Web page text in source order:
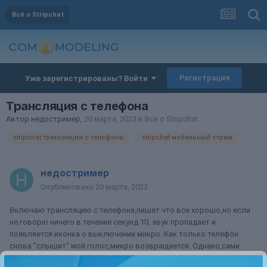
Всё о Stripchat
Уже зарегистрированы? Войти Регистрация
Трансляция с телефона
Автор недостример, 20 марта, 2023 в Всё о Stripchat
stripchat трансляция с телефона stripchat мобильный стрим
недостример
Опубликовано 20 марта, 2023
Включаю трансляцию с телефона,пишет что все хорошо,но если
не говорю ничего в течение секунд 10, звук пропадает и
появляется иконка о выключении микро. Как только телефон
снова "слышит" мой голос,микро возвращается. Однако,сами
понимаете,не анекдоты травить на данный сайт приходим,а от